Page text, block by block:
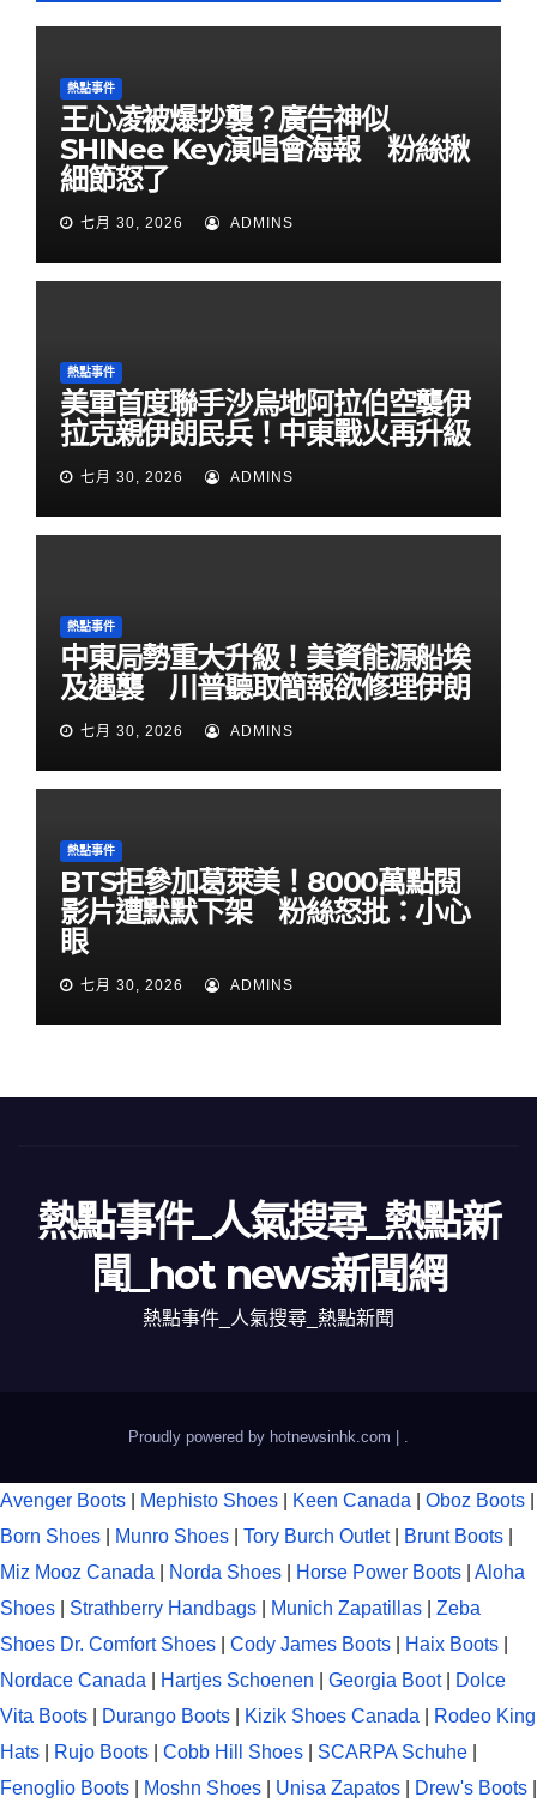
熱點事件
王心凌被爆抄襲？廣告神似
SHINee Key演唱會海報 粉絲揪
細節怒了
七月 30, 2026 ADMINS
熱點事件
美軍首度聯手沙烏地阿拉伯空襲伊
拉克親伊朗民兵！中東戰火再升級
七月 30, 2026 ADMINS
熱點事件
中東局勢重大升級！美資能源船埃
及遇襲 川普聽取簡報欲修理伊朗
七月 30, 2026 ADMINS
熱點事件
BTS拒參加葛萊美！8000萬點閱
影片遭默默下架 粉絲怒批：小心
眼
七月 30, 2026 ADMINS
熱點事件_人氣搜尋_熱點新
聞_hot news新聞網
熱點事件_人氣搜尋_熱點新聞
Proudly powered by hotnewsinhk.com
Avenger Boots Mephisto Shoes Keen Canada Oboz Boots
Born Shoes
Munro Shoes Tory Burch Outlet Brunt Boots
Miz Mooz Canada
Norda Shoes Horse Power Boots
Aloha
Shoes
Strathberry Handbags Munich Zapatillas
Zeba
Shoes Dr. Comfort Shoes Cody James Boots Haix Boots
Nordace Canada
Hartjes Schoenen Georgia Boot|
Dolce
Vita Boots
Durango Boots Kizik Shoes Canada
Rodeo King
Hats
Rujo Boots Cobb Hill Shoes SCARPA Schuhe
Fenoglio Boots
Moshn Shoes Unisa Zapatos Drew's Boots